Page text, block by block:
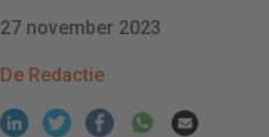
27 november 2023
De Redactie